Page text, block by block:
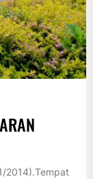
2014).Tempat